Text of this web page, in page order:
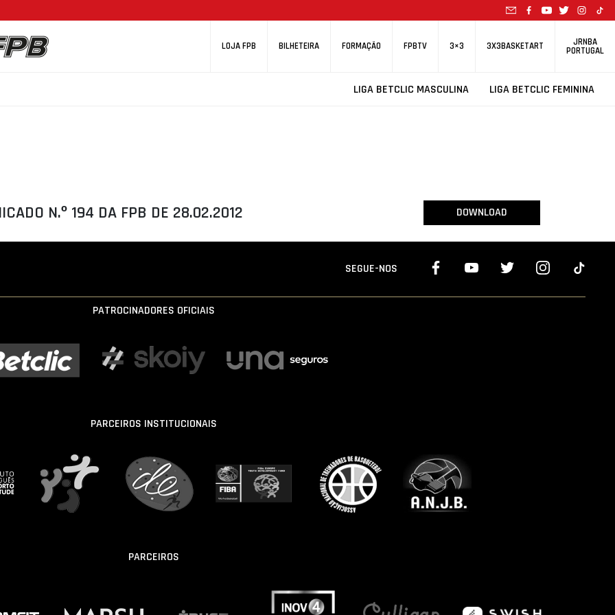
LOJA FPB BILHETEIRA FORMAÇÃO FPBTV 3×3 3X3BASKETART JRNBA
PORTUGAL
LIGA BETCLIC MASCULINA LIGA BETCLIC FEMININA
N.º 194 DA FPB DE 28.02.2012 DOWNLOAD
SEGUE-NOS
PATROCINADORES OFICIAIS
PARCEIROS INSTITUCIONAIS
PARCEIROS